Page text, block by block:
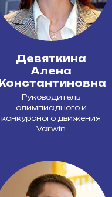
Девяткина
Алена
Константиновна
Руководитель
олимпиадного и
конкурсного движения
Varwin